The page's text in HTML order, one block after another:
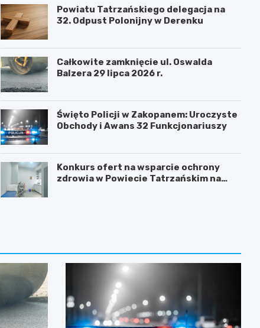
Powiatu Tatrzańskiego delegacja na
32. Odpust Polonijny w Derenku
Całkowite zamknięcie ul. Oswalda
Balzera 29 lipca 2026 r.
Święto Policji w Zakopanem: Uroczyste
Obchody i Awans 32 Funkcjonariuszy
Konkurs ofert na wsparcie ochrony
zdrowia w Powiecie Tatrzańskim na